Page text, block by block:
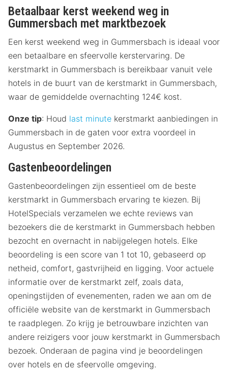
Betaalbaar kerst weekend weg in
Gummersbach met marktbezoek
Een kerst weekend weg in Gummersbach is ideaal voor
een betaalbare en sfeervolle kerstervaring. De
kerstmarkt in Gummersbach is bereikbaar vanuit vele
hotels in de buurt van de kerstmarkt in Gummersbach,
waar de gemiddelde overnachting 124€ kost.
Onze tip: Houd last minute kerstmarkt aanbiedingen in
Gummersbach in de gaten voor extra voordeel in
Augustus en September 2026.
Gastenbeoordelingen
Gastenbeoordelingen zijn essentieel om de beste
kerstmarkt in Gummersbach ervaring te kiezen. Bij
HotelSpecials verzamelen we echte reviews van
bezoekers die de kerstmarkt in Gummersbach hebben
bezocht en overnacht in nabijgelegen hotels. Elke
beoordeling is een score van 1 tot 10, gebaseerd op
netheid, comfort, gastvrijheid en ligging. Voor actuele
informatie over de kerstmarkt zelf, zoals data,
openingstijden of evenementen, raden we aan om de
officiële website van de kerstmarkt in Gummersbach
te raadplegen. Zo krijg je betrouwbare inzichten van
andere reizigers voor jouw kerstmarkt in Gummersbach
bezoek. Onderaan de pagina vind je beoordelingen
over hotels en de sfeervolle omgeving.